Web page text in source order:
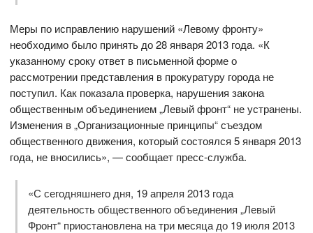
Меры по исправлению нарушений «Левому фронту»
необходимо было принять до 28 января 2013 года. «К
указанному сроку ответ в письменной форме о
рассмотрении представления в прокуратуру города не
поступил. Как показала проверка, нарушения закона
общественным объединением „Левый фронт“ не устранены.
Изменения в „Организационные принципы“ съездом
общественного движения, который состоялся 5 января 2013
года, не вносились», — сообщает пресс-служба.
«С сегодняшнего дня, 19 апреля 2013 года
деятельность общественного объединения „Левый
Фронт“ приостановлена на три месяца до 19 июля 2013